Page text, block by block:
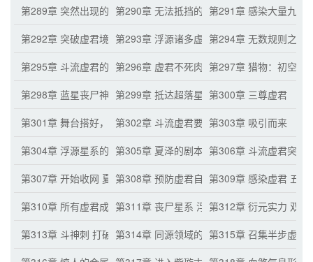
第289章 突然出现的强大生灵第290章 无法抵挡的巨大手掌 解决车号族
第291章 感染大量九阶
第292章 突破虚君境！第293章 浮源诸多虚君的想法第294章 无数规则之源
第295章 斗流虚君的恐惧 感染失败第296章 虚君不死肉身不朽第297章 猎物：初空虚
第298章 蓝星丧尸神族的努力第299章 抵达超落星流第300章 三尊虚君
第301章 舞台搭好，演员就位第302章 斗流虚君要突破？第303章 吸引而来
第304章 浮源星系的动荡 丧尸一族的獠牙
第305章 夏泽的剧本陷阱开始第306章 斗流虚君突破
第307章 开始收网 夏泽出现第308章 预防虚君自杀第309章 感染虚君 五峰
第310章 所有虚君成为丧尸 奕灵族的虚君武器
第311章 丧尸星系 浮源星系第一尊衍元虚君
第312章 衍元实力 双衍
第313章 斗神刺 打破石门禁制第314章 同源领域的厉害 打开石门
第315章 召集半步虚君